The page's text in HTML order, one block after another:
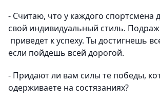
- Считаю, что у каждого спортсмена
свой индивидуальный стиль.
приведет к успеху. Ты достигнешь
если пойдешь всей дорогой.
- Придают ли вам силы те победы,
одерживаете на состязаниях?